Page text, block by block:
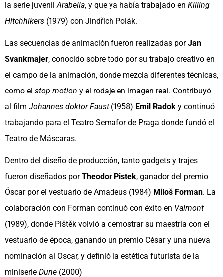
la serie juvenilArabella, y que ya había trabajado en Killing
Hitchhikers (1979) con Jindřich Polák.
Las secuencias de animación fueron realizadas porJan
Svankmajer, conocido sobre todo por su trabajo creativo en
el campo de la animación, donde mezcla diferentes técnicas,
como el stop motion y el rodaje en imagen real. Contribuyó
al film Johannes doktor Faust (1958) Emil Radok y continuó
trabajando para el Teatro Semafor de Praga donde fundó el
Teatro de Máscaras.
Dentro del diseño de producción, tanto gadgets y trajes
fueron diseñados porTheodor Pistek, ganador del premio
Óscar por el vestuario de Amadeus (1984) Miloš Forman. La
colaboración con Forman continuó con éxito en Valmont
(1989), donde Pištěk volvió a demostrar su maestría con el
vestuario de época, ganando un premio César y una nueva
nominación al Oscar, y definió la estética futurista de la
miniserie Dune (2000)